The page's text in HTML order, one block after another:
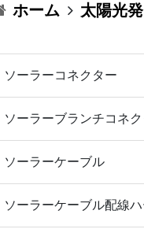
ホーム 太陽光
ソーラーコネクター
ソーラーブランチコネ
ソーラーケーブル
ソーラーケーブル配線